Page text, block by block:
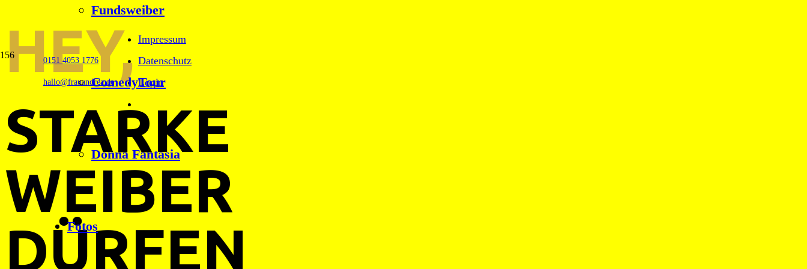
0151 4053 1776
hallo@frauandrea.de
Impressum
Datenschutz
Login
Fundsweiber
ComedyTour
Donna Fantasia
Fotos
HEY,
STARKE
WEIBER
DÜRFEN